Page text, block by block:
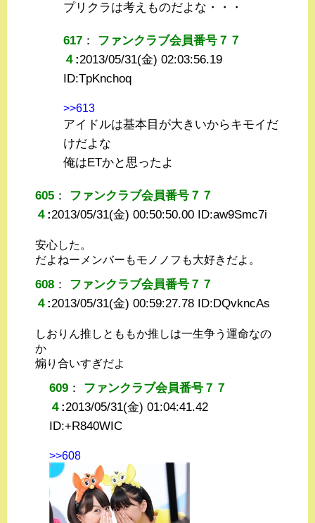
プリクラは考えものだよな・・・
617 ： ファンクラブ会員番号７７
４ :2013/05/31(金) 02:03:56.19
ID:TpKnchoq
>>613
アイドルは基本目が大きいからキモイだ
けだよな
俺はETかと思ったよ
605 ： ファンクラブ会員番号７７
４ :2013/05/31(金) 00:50:50.00 ID:aw9Smc7i
安心した。
だよねーメンバーもモノノフも大好きだよ。
608 ： ファンクラブ会員番号７７
４ :2013/05/31(金) 00:59:27.78 ID:DQvkncAs
しおりん推しとももか推しは一生争う運命なの
か
煽り合いすぎだよ
609 ： ファンクラブ会員番号７７
４ :2013/05/31(金) 01:04:41.42
ID:+R840WIC
>>608